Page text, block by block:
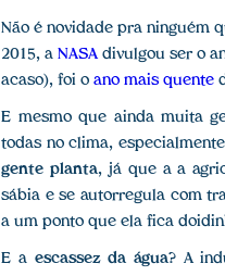
Não é novidade pra ninguém
2015, aNASAdivulgou ser o
acaso), foi oano mais quente
E mesmo que ainda muita
todas no clima,
gente planta, já que a a
sábia e se autorregula com
a um ponto que ela fica
E a escassez da água? A